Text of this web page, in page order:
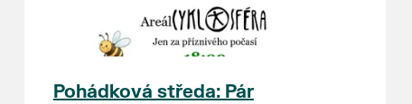
Pohádková středa: Pár